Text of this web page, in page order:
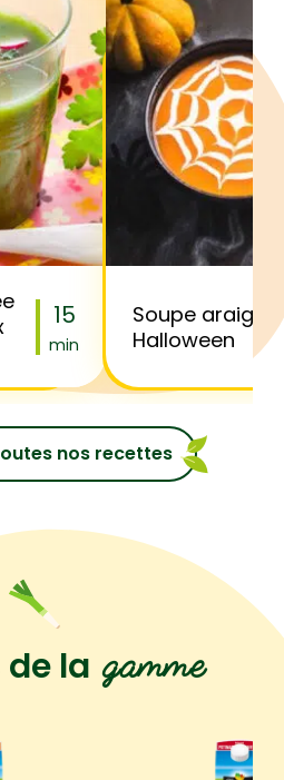
15
min
Soupe
Halloween
nos recettes
la gamme